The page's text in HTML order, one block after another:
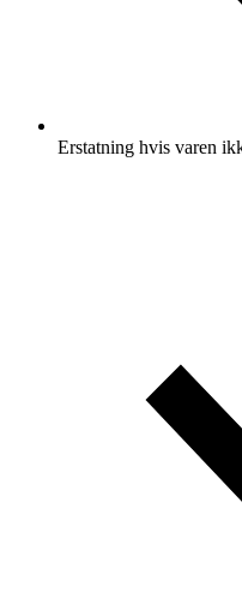
Erstatning hvis varen